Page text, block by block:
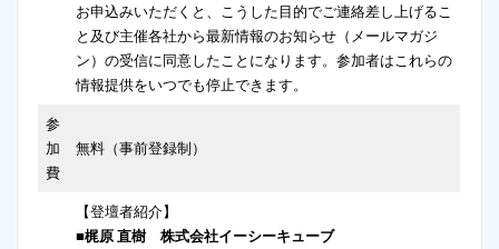
お申込みいただくと、こうした目的でご連絡差し上げるこ
と及び主催各社から最新情報のお知らせ（メールマガジ
ン）の受信に同意したことになります。参加者はこれらの
情報提供をいつでも停止できます。
参
加
費
無料（事前登録制）
【登壇者紹介】
■梶原 直樹 株式会社イーシーキューブ